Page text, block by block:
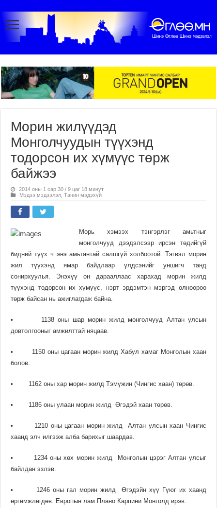
Морин жилүүдэд
Монголчуудын түүхэнд
тодорсон их хүмүүс төрж
байжээ
2014 оны 1 сар 30 / 9 цаг 18 минут
Мэдээ мэдээлэл ,Танин мэдэхүй
Морь хэмээх тэнгэрлэг амьтныг
монголчууд дээдэлсээр ирсэн төдийгүй
бидний түүх ч энэ амьтантай салшгүй холбоотой. Тэгвэл морин
жил түүхэнд ямар байдлаар үлдсэнийг уншигч танд
сонирхуулья. Энэхүү он дарааллаас харахад морин жилд
түүхэнд тодорсон их хүмүүс, нэрт эрдэмтэн мэргэд олноороо
төрж байсан нь ажиглагдаж байна.
• 1138 оны шар морин жилд монголчууд Алтан улсын
довтолгооныг амжилттай няцаав.
• 1150 оны цагаан морин жилд Хабул хамаг Монголын хаан
болов.
• 1162 оны хар морин жилд Тэмүжин (Чингис хаан) төрөв.
• 1186 оны улаан морин жилд Өгэдэй хаан төрөв.
• 1210 оны цагаан морин жилд Алтан улсын хаан Чингис
хаанд элч илгээж алба барихыг шаардав.
• 1234 оны хөх морин жилд Монголын цэрэг Алтан улсыг
байлдан эзлэв.
• 1246 оны гал морин жилд Өгэдэйн хүү Гүюг их хаанд
өргөмжлөгдөв. Европын лам Плано Карпини Монголд ирэв.